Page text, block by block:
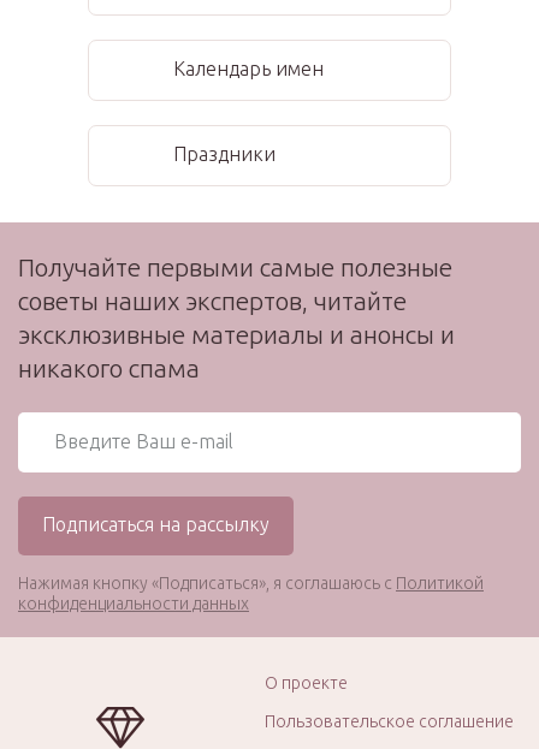
Календарь имен
Праздники
Получайте первыми самые полезные
советы наших экспертов, читайте
эксклюзивные материалы и анонсы и
никакого спама
Нажимая кнопку «Подписаться», я соглашаюсь с Политикой
конфиденциальности данных
О проекте
Пользовательское соглашение